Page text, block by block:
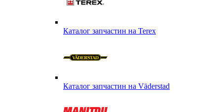
Каталог запчастин на Terex
Каталог запчастин на Väderstad